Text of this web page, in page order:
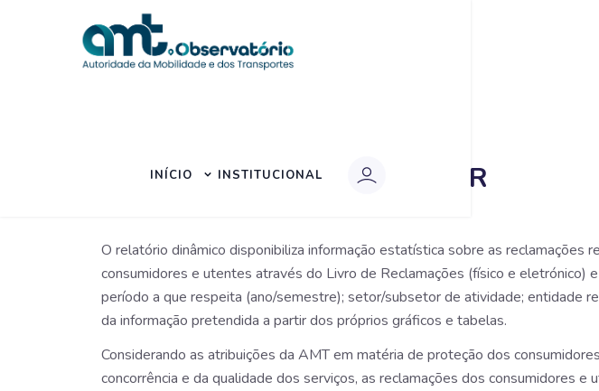
INÍCIO INSTITUCIONAL
RECLAMAÇÕES POR SECTOR
O relatório dinâmico disponibiliza informação estatística sobre as
consumidores e utentes através do Livro de Reclamações (físico e
período a que respeita (ano/semestre); setor/subsetor de atividade; entidade
da informação pretendida a partir dos próprios gráficos e tabelas.
Considerando as atribuições da AMT em matéria de proteção dos
concorrência e da qualidade dos serviços, as reclamações dos consumidores